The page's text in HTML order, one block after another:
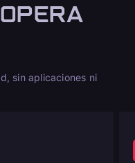
sin aplicaciones ni